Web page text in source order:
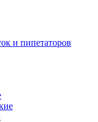
и пипетаторов